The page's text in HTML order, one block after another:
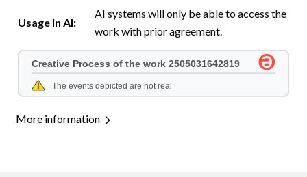
Usage in AI:
AI systems will only be able to access the
work with prior agreement.
More information